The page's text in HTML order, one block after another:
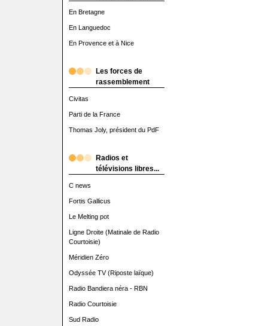
En Bretagne
En Languedoc
En Provence et à Nice
Les forces de
rassemblement
Civitas
Parti de la France
Thomas Joly, président du PdF
Radios et
télévisions libres...
C news
Fortis Gallicus
Le Melting pot
Ligne Droite (Matinale de Radio
Courtoisie)
Méridien Zéro
Odyssée TV (Riposte laïque)
Radio Bandiera néra - RBN
Radio Courtoisie
Sud Radio